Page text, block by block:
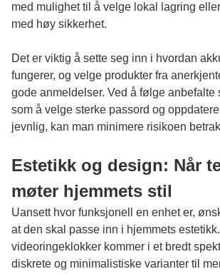
med mulighet til å velge lokal lagring
med høy sikkerhet.
Det er viktig å sette seg inn i hvordan
fungerer, og velge produkter fra
gode anmeldelser. Ved å følge anbefalte
som å velge sterke passord og
jevnlig, kan man minimere risikoen
Estetikk og design: Når
møter hjemmets stil
Uansett hvor funksjonell en enhet er,
at den skal passe inn i hjemmets
videoringeklokker kommer i et bredt
diskrete og minimalistiske varianter til